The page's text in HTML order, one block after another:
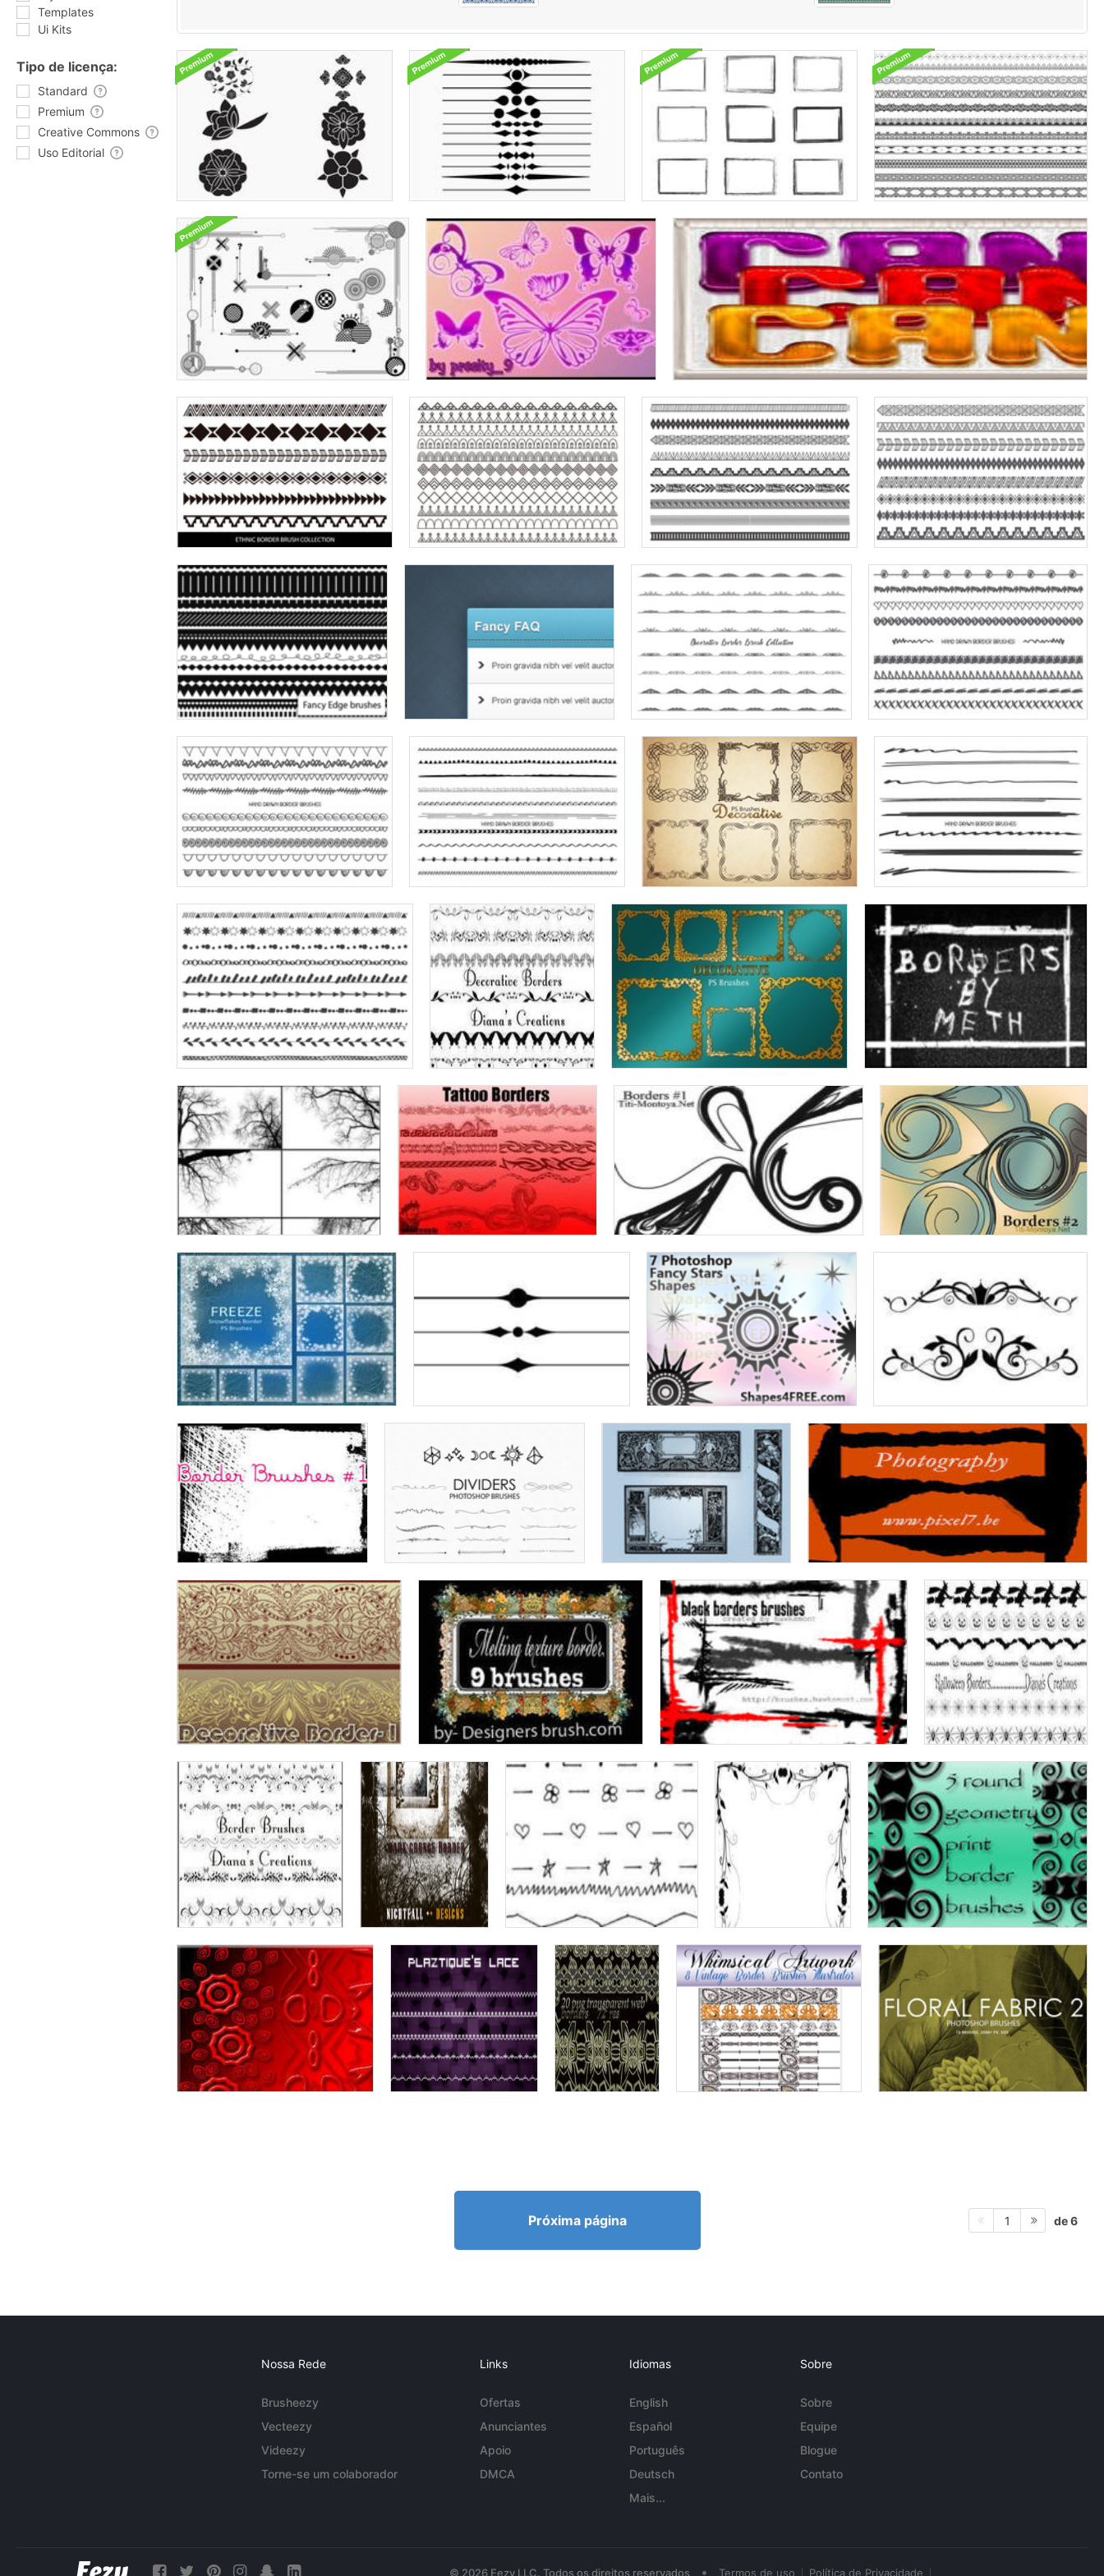
Templates
Ui Kits
Tipo de licença:
Standard
Premium
Creative Commons
Uso Editorial
Próxima página 1 de 6
Nossa Rede
Brusheezy
Vecteezy
Videezy
Torne-se um colaborador
Links
Ofertas
Anunciantes
Apoio
DMCA
Idiomas
English
Español
Português
Deutsch
Mais...
Sobre
Sobre
Equipe
Blogue
Contato
© 2026 Eezy LLC. Todos os direitos reservados • Termos de uso Política de Privacidade